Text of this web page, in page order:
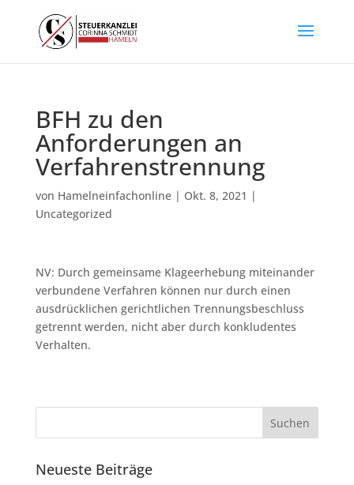
BFH zu den
Anforderungen an
Verfahrenstrennung
von Hamelneinfachonline| Okt. 8, 2021 |
Uncategorized
NV: Durch gemeinsame Klageerhebung miteinander
verbundene Verfahren können nur durch einen
ausdrücklichen gerichtlichen Trennungsbeschluss
getrennt werden, nicht aber durch konkludentes
Verhalten.
Neueste Beiträge